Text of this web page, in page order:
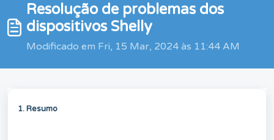
Resolução de problemas dos
dispositivos Shelly
Modificado em Fri, 15 Mar, 2024 às 11:44 AM
1. Resumo